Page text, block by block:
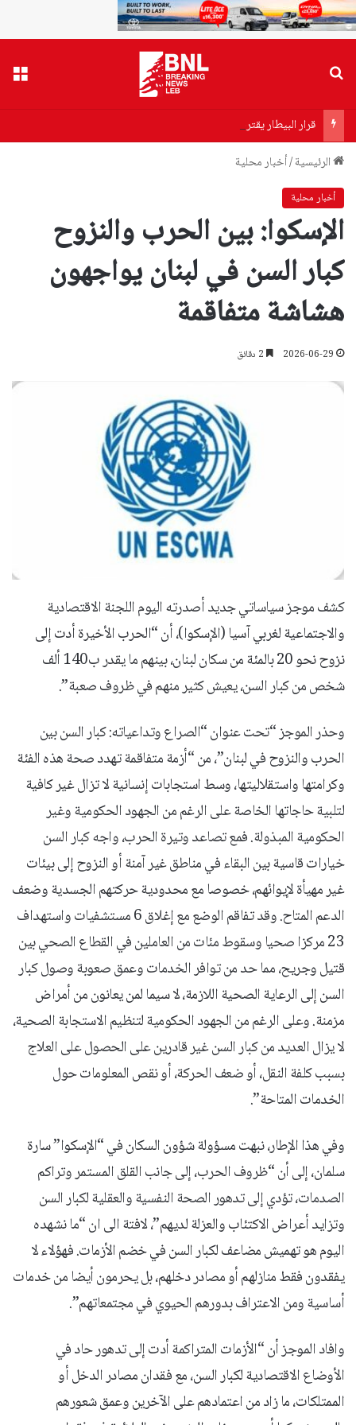
قرار البيطار يقترب… توقيفات مرتقبة واتهام سياسي لـ”حزب الله”
الرئيسية/أخبار محلية
أخبار محلية
الإسكوا: بين الحرب والنزوح
كبار السن في لبنان يواجهون
هشاشة متفاقمة
2026-06-29
كشف موجز سياساتي جديد أصدرته اليوم اللجنة الاقتصادية
والاجتماعية لغربي آسيا (الإسكوا)، أن “الحرب الأخيرة أدت إلى
نزوح نحو 20 بالمئة من سكان لبنان، بينهم ما يقدر ب140 ألف
شخص من كبار السن، يعيش كثير منهم في ظروف صعبة”.
وحذر الموجز “تحت عنوان “الصراع وتداعياته: كبار السن بين
الحرب والنزوح في لبنان”، من “أزمة متفاقمة تهدد صحة هذه الفئة
وكرامتها واستقلاليتها، وسط استجابات إنسانية لا تزال غير كافية
لتلبية حاجاتها الخاصة على الرغم من الجهود الحكومية وغير
الحكومية المبذولة. فمع تصاعد وتيرة الحرب، واجه كبار السن
خيارات قاسية بين البقاء في مناطق غير آمنة أو النزوح إلى بيئات
غير مهيأة لإيوائهم، خصوصا مع محدودية حركتهم الجسدية وضعف
الدعم المتاح. وقد تفاقم الوضع مع إغلاق 6 مستشفيات واستهداف
23 مركزا صحيا وسقوط مئات من العاملين في القطاع الصحي بين
قتيل وجريح، مما حد من توافر الخدمات وعمق صعوبة وصول كبار
السن إلى الرعاية الصحية اللازمة، لا سيما لمن يعانون من أمراض
مزمنة. وعلى الرغم من الجهود الحكومية لتنظيم الاستجابة الصحية،
لا يزال العديد من كبار السن غير قادرين على الحصول على العلاج
بسبب كلفة النقل، أو ضعف الحركة، أو نقص المعلومات حول
الخدمات المتاحة”.
وفي هذا الإطار، نبهت مسؤولة شؤون السكان في “الإسكوا” سارة
سلمان، إلى أن “ظروف الحرب، إلى جانب القلق المستمر وتراكم
الصدمات، تؤدي إلى تدهور الصحة النفسية والعقلية لكبار السن
وتزايد أعراض الاكتئاب والعزلة لديهم”، لافتة الى ان “ما نشهده
اليوم هو تهميش مضاعف لكبار السن في خضم الأزمات. فهؤلاء لا
يفقدون فقط منازلهم أو مصادر دخلهم، بل يحرمون أيضا من خدمات
أساسية ومن الاعتراف بدورهم الحيوي في مجتمعاتهم”.
وافاد الموجز أن “الأزمات المتراكمة أدت إلى تدهور حاد في
الأوضاع الاقتصادية لكبار السن، مع فقدان مصادر الدخل أو
الممتلكات، ما زاد من اعتمادهم على الآخرين وعمق شعورهم